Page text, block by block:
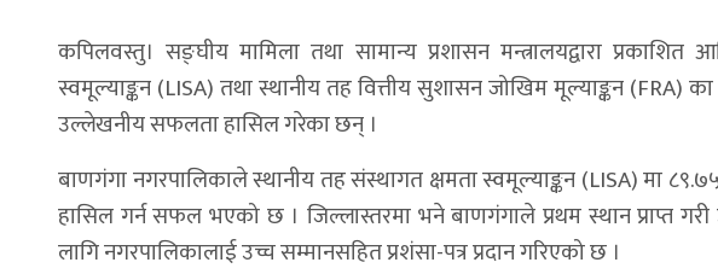
कपिलवस्तु। सङ्घीय मामिला तथा सामान्य प्रशासन मन्त्रालयद्वारा
स्वमूल्याङ्कन (LISA) तथा स्थानीय तह वित्तीय सुशासन जोखिम मूल्याङ्कन (FRA)
उल्लेखनीय सफलता हासिल गरेका छन् ।
बाणगंगा नगरपालिका​ले स्थानीय तह संस्थागत क्षमता स्वमूल्याङ्कन (LISA) मा
हासिल गर्न सफल भएको छ । जिल्लास्तरमा भने बाणगंगाले प्रथम स्थान प्राप्त
लागि नगरपालिकालाई उच्च सम्मानसहित प्रशंसा-पत्र प्रदान गरिएको छ ।